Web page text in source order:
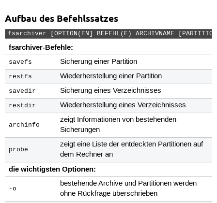
Aufbau des Befehlssatzes
fsarchiver [OPTION(EN] BEFEHL(E) ARCHIVNAME
fsarchiver-Befehle:
savefs Sicherung einer Partition
restfs Wiederherstellung einer Partition
savedir Sicherung eines Verzeichnisses
restdir Wiederherstellung eines Verzeichnisses
archinfo
zeigt Informationen von bestehenden
Sicherungen
probe
zeigt eine Liste der entdeckten Partitionen auf
dem Rechner an
die wichtigsten Optionen:
-o
bestehende Archive und Partitionen werden
ohne Rückfrage überschrieben